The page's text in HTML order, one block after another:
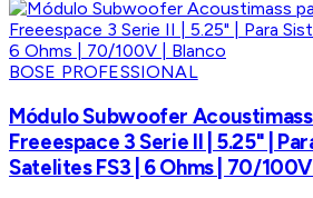
BOSE PROFESSIONAL
Módulo Subwoofer Acoustimass
Freeespace 3 Serie II | 5.25" |
Satelites FS3 | 6 Ohms | 70/